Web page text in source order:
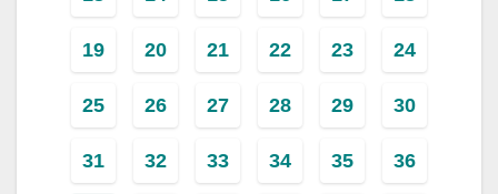
19 20 21 22 23 24
25 26 27 28 29 30
31 32 33 34 35 36